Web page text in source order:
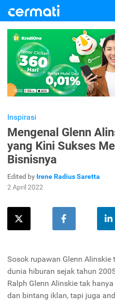
Inspirasi
Mengenal Glenn
yang Kini Sukses
Bisnisnya
Edited by Irene Radius Saretta
2 April 2022
Sosok rupawan Glenn
dunia hiburan sejak tahun
Ralph Glenn Alinskie tak
dan bintang iklan, tapi juga